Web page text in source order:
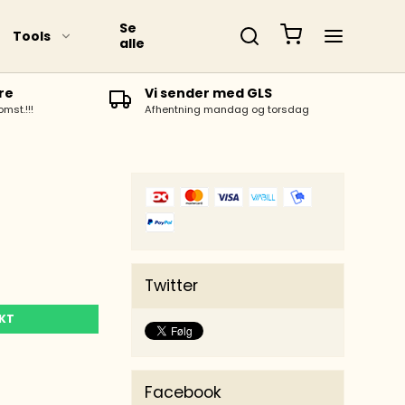
Tools
Se
alle
Vi sender med GLS
Afhentning mandag og torsdag
Twitter
Facebook